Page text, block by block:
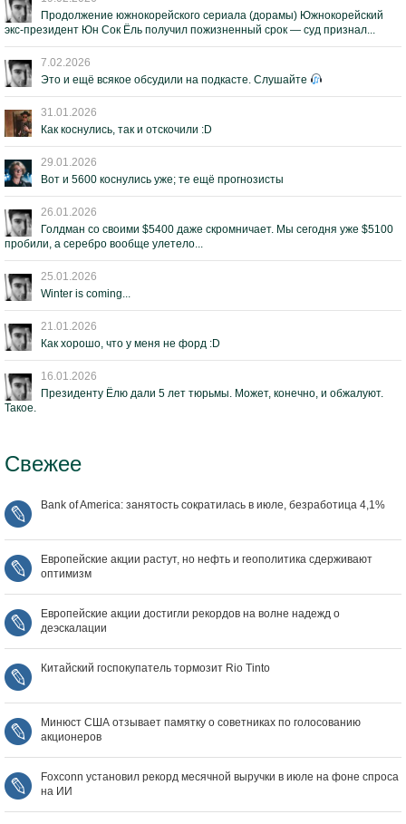
Продолжение южнокорейского сериала (дорамы) Южнокорейский
экс-президент Юн Сок Ёль получил пожизненный срок — суд признал...
7.02.2026
Это и ещё всякое обсудили на подкасте. Слушайте
31.01.2026
Как коснулись, так и отскочили :D
29.01.2026
Вот и 5600 коснулись уже; те ещё прогнозисты
26.01.2026
Голдман со своими $5400 даже скромничает. Мы сегодня уже $5100
пробили, а серебро вообще улетело...
25.01.2026
Winter is coming...
21.01.2026
Как хорошо, что у меня не форд :D
16.01.2026
Президенту Ёлю дали 5 лет тюрьмы. Может, конечно, и обжалуют.
Такое.
Свежее
Bank of America: занятость сократилась в июле, безработица 4,1%
Европейские акции растут, но нефть и геополитика сдерживают
оптимизм
Европейские акции достигли рекордов на волне надежд о
деэскалации
Китайский госпокупатель тормозит Rio Tinto
Минюст США отзывает памятку о советниках по голосованию
акционеров
Foxconn установил рекорд месячной выручки в июле на фоне спроса
на ИИ